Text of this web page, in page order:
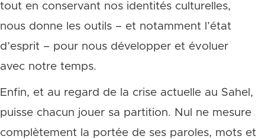
tout en conservant nos identités culturelles,
nous donne les outils – et notamment l’état
d’esprit – pour nous développer et évoluer
avec notre temps.
Enfin, et au regard de la crise actuelle au Sahel,
puisse chacun jouer sa partition. Nul ne mesure
complètement la portée de ses paroles, mots et